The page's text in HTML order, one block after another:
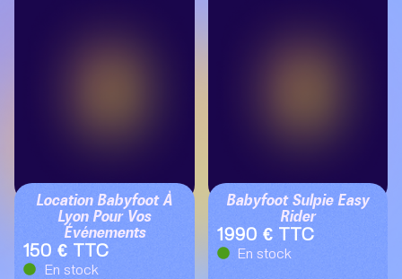
Location Babyfoot À
Lyon Pour Vos
Événements
150 € TTC
En stock
Babyfoot Sulpie Easy
Rider
1990 € TTC
En stock